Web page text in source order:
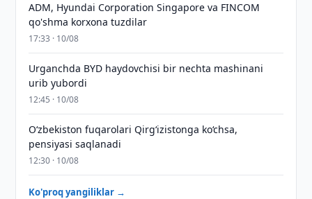
ADM, Hyundai Corporation Singapore va FINCOM
qo'shma korxona tuzdilar
17:33 · 10/08
Urganchda BYD haydovchisi bir nechta mashinani
urib yubordi
12:45 · 10/08
O‘zbekiston fuqarolari Qirg‘izistonga ko‘chsa,
pensiyasi saqlanadi
12:30 · 10/08
Ko'proq yangiliklar →